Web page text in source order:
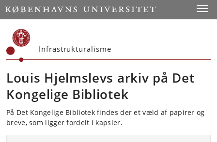
Start
Infrastrukturalisme
Louis Hjelmslevs arkiv på Det
Kongelige Bibliotek
På Det Kongelige Bibliotek findes der et væld af papirer og
breve, som ligger fordelt i kapsler.